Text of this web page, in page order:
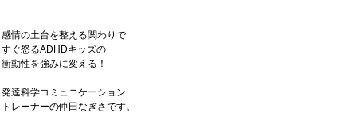
感情の土台を整える関わりで
すぐ怒るADHDキッズの
衝動性を強みに変える！
発達科学コミュニケーション
トレーナーの仲田なぎさです。